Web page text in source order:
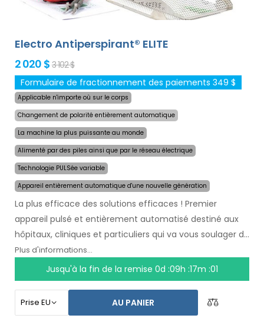
Electro Antiperspirant® ELITE
2 020 $ 3 102 $
Formulaire de fractionnement des paiements 349 $
Applicable n'importe où sur le corps
Changement de polarité entièrement automatique
La machine la plus puissante au monde
Alimenté par des piles ainsi que par le réseau électrique
Technologie PULSée variable
Appareil entièrement automatique d'une nouvelle génération
La plus efficace des solutions efficaces ! Premier
appareil pulsé et entièrement automatisé destiné aux
hôpitaux, cliniques et particuliers qui va vous soulager de
la transpirationpendant plusieurs mois après une
seule utilisation . Au début du traitement, vous
choisissez simplement la zone affectée par la
Plus d'informations...
Jusqu'à la fin de la remise 0d :09h :17m :00
AU PANIER